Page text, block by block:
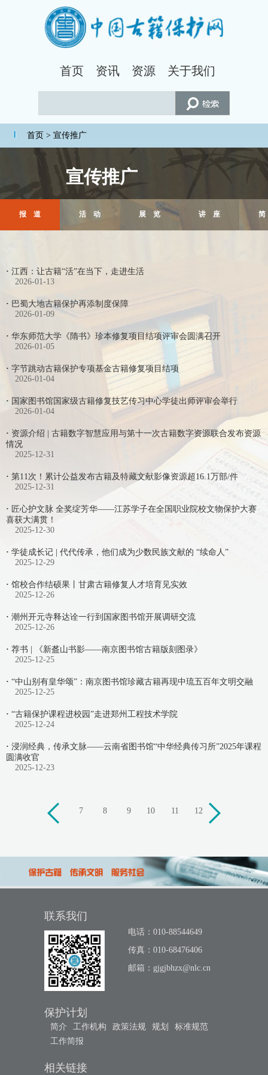
首页 资讯 资源 关于我们
首页 > 宣传推广
宣传推广
报 道 活 动 展 览 讲 座
· 江西：让古籍“活”在当下，走进生活
2026-01-13
· 巴蜀大地古籍保护再添制度保障
2026-01-09
· 华东师范大学《隋书》珍本修复项目结项评审会圆满召开
2026-01-05
· 字节跳动古籍保护专项基金古籍修复项目结项
2026-01-04
· 国家图书馆国家级古籍修复技艺传习中心学徒出师评审会举行
2026-01-04
· 资源介绍 | 古籍数字智慧应用与第十一次古籍数字资源联合发布资源
情况
2025-12-31
· 第11次！累计公益发布古籍及特藏文献影像资源超16.1万部/件
2025-12-31
· 匠心护文脉 全奖绽芳华——江苏学子在全国职业院校文物保护大赛
喜获大满贯！
2025-12-30
· 学徒成长记 | 代代传承，他们成为少数民族文献的 “续命人”
2025-12-29
· 馆校合作结硕果丨甘肃古籍修复人才培育见实效
2025-12-26
· 潮州开元寺释达诠一行到国家图书馆开展调研交流
2025-12-26
· 荐书 | 《新盋山书影——南京图书馆古籍版刻图录》
2025-12-25
· “中山别有皇华颂”：南京图书馆珍藏古籍再现中琉五百年文明交融
2025-12-25
· “古籍保护课程进校园”走进郑州工程技术学院
2025-12-24
· 浸润经典，传承文脉——云南省图书馆“中华经典传习所”2025年课程
圆满收官
2025-12-23
上
7 8 9 10 11 12
下
联系我们
电话：010-88544649
传真：010-68476406
邮箱： gjgjbhzx@nlc.cn
保护计划
简介 工作机构 政策法规 规划
标准规范
工作简报
相关链接